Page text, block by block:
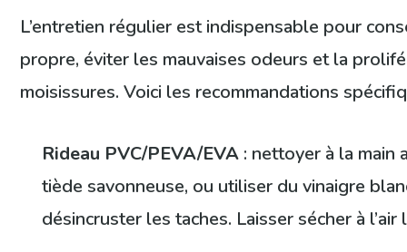
L’entretien régulier est indispensable pour
propre, éviter les mauvaises odeurs et la
moisissures. Voici les recommandations
Rideau PVC/PEVA/EVA : nettoyer à la main
tiède savonneuse, ou utiliser du vinaigre
désincruster les taches. Laisser sécher à l’air